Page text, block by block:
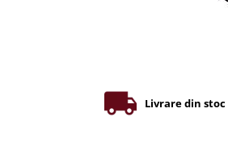
Livrare din stoc